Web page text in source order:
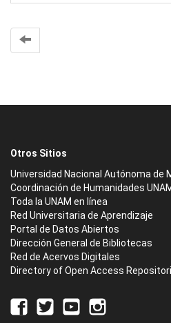
Otros Sitios
Universidad Nacional Autónoma de
Coordinación de Humanidades
Toda la UNAM en línea
Red Universitaria de Aprendizaje
Portal de Datos Abiertos
Dirección General de Bibliotecas
Red de Acervos Digitales
Directory of Open Access